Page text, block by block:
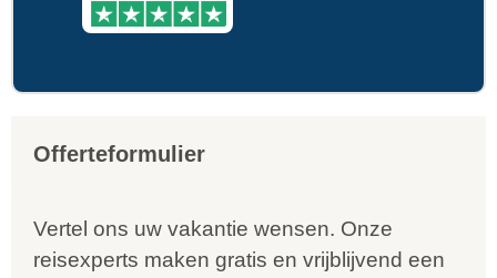
Offerteformulier
Vertel ons uw vakantie wensen. Onze
reisexperts maken gratis en vrijblijvend een